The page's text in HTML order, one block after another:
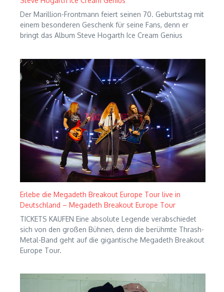
Der Marillion-Frontmann feiert seinen 70. Geburtstag mit
einem besonderen Geschenk für seine Fans, denn er
bringt das Album Steve Hogarth Ice Cream Genius
Erlebe die Megadeth Breakout Europe Tour live in
Deutschland – Megadeth Breakout Europe Tour
TICKETS KAUFEN Eine absolute Legende verabschiedet
sich von den großen Bühnen, denn die berühmte Thrash-
Metal-Band geht auf die gigantische Megadeth Breakout
Europe Tour.